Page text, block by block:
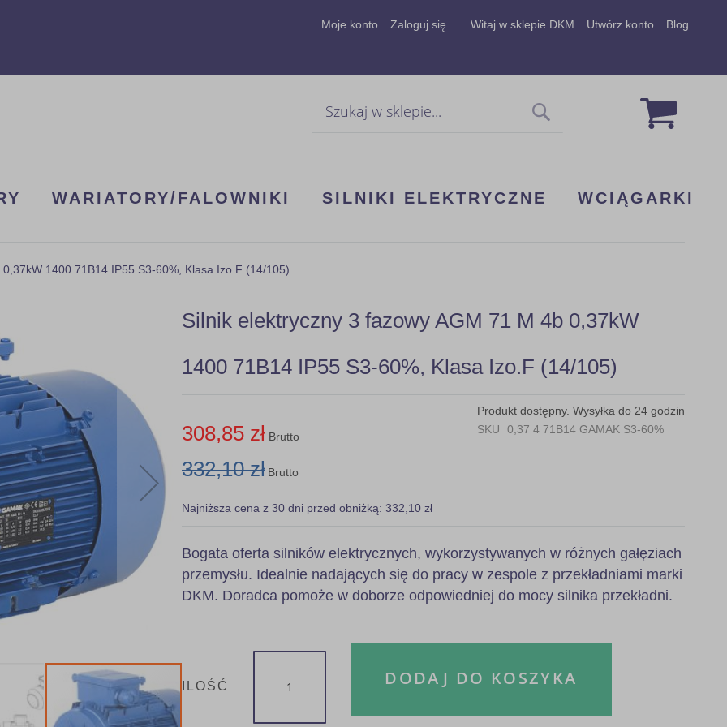
Moje konto Zaloguj się Witaj w sklepie DKM Utwórz konto Blog
Mój
WARIATORY/FALOWNIKI SILNIKI ELEKTRYCZNE WCIĄGARKI
1400 71B14 IP55 S3-60%, Klasa Izo.F (14/105)
Silnik elektryczny 3 fazowy AGM 71 M 4b 0,37kW
1400 71B14 IP55 S3-60%, Klasa Izo.F (14/105)
Produkt dostępny. Wysyłka do 24 godzin
SKU
0,37 4 71B14 GAMAK S3-60%
308,85 zł Brutto
332,10 zł Brutto
Najniższa cena z 30 dni przed obniżką: 332,10 zł
Bogata oferta silników elektrycznych, wykorzystywanych w różnych gałęziach
przemysłu. Idealnie nadających się do pracy w zespole z przekładniami marki
DKM. Doradca pomoże w doborze odpowiedniej do mocy silnika przekładni.
ILOŚĆ DODAJ DO KOSZYKA